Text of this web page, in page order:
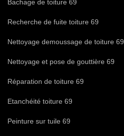
Bachage de toiture 69
Recherche de fuite toiture 69
Nettoyage demoussage de toiture 69
Nettoyage et pose de gouttière 69
Réparation de toiture 69
Etanchéité toiture 69
Peinture sur tuile 69